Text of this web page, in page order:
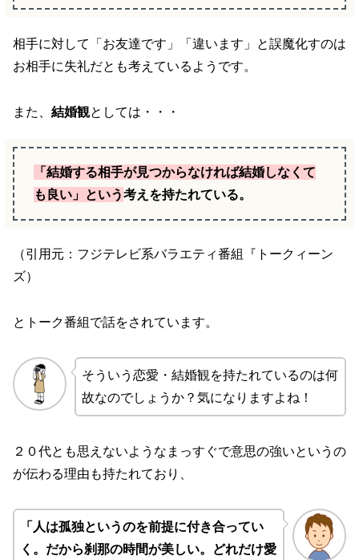
相手に対して「お友達です」「違います」と誤魔化すのは
お相手に失礼だとも考えているようです。
また、 結婚観としては・・・
「結婚する相手が見つからなければ結婚しなくて
も良い」という考えを持たれている。
（引用元：フジテレビ系バラエティ番組『トークィーン
ズ）
とトーク番組で話をされています。
そういう恋愛・結婚観を持たれているのは何
故なのでしょうか？気になりますよね！
２０代とも思えないようなまっすぐで意思の強いというの
が伝わる理由も持たれており、
「人は孤独というのを前提に付き合ってい
く。だから刹那の時間が美しい。どれだけ愛